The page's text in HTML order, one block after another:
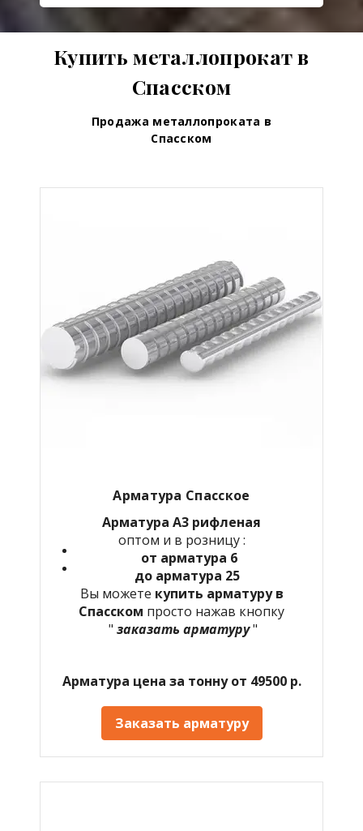
Купить металлопрокат в
Спасском
Продажа металлопроката в
Спасском
Арматура Спасское
Арматура А3 рифленая
оптом и в розницу :
от арматура 6
до арматура 25
Вы можете купить арматуру в
Спасском просто нажав кнопку
" заказать арматуру"
Арматура цена за тонну от 49500 р.
Заказать арматуру